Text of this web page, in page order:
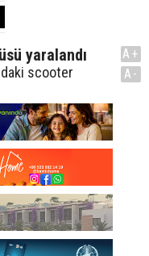
yaralandı
scooter
A+
A-